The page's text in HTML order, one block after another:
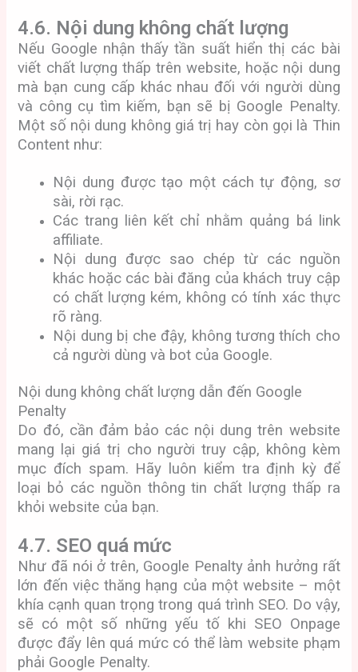
4.6. Nội dung không chất lượng
Nếu Google nhận thấy tần suất hiển thị các bài
viết chất lượng thấp trên website, hoặc nội dung
mà bạn cung cấp khác nhau đối với người dùng
và công cụ tìm kiếm, bạn sẽ bị Google Penalty.
Một số nội dung không giá trị hay còn gọi là Thin
Content như:
Nội dung được tạo một cách tự động, sơ
sài, rời rạc.
Các trang liên kết chỉ nhằm quảng bá link
affiliate.
Nội dung được sao chép từ các nguồn
khác hoặc các bài đăng của khách truy cập
có chất lượng kém, không có tính xác thực
rõ ràng.
Nội dung bị che đậy, không tương thích cho
cả người dùng và bot của Google.
Nội dung không chất lượng dẫn đến Google
Penalty
Do đó, cần đảm bảo các nội dung trên website
mang lại giá trị cho người truy cập, không kèm
mục đích spam. Hãy luôn kiểm tra định kỳ để
loại bỏ các nguồn thông tin chất lượng thấp ra
khỏi website của bạn.
4.7. SEO quá mức
Như đã nói ở trên, Google Penalty ảnh hưởng rất
lớn đến việc thăng hạng của một website – một
khía cạnh quan trọng trong quá trình SEO. Do vậy,
sẽ có một số những yếu tố khi SEO Onpage
được đẩy lên quá mức có thể làm website phạm
phải Google Penalty.